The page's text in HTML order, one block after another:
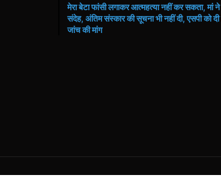
मेरा बेटा फांसी लगाकर आत्महत्या नहीं कर सकता, मां ने
संदेह, अंतिम संस्कार की सूचना भी नहीं दी, एसपी को दी
जांच की मांग